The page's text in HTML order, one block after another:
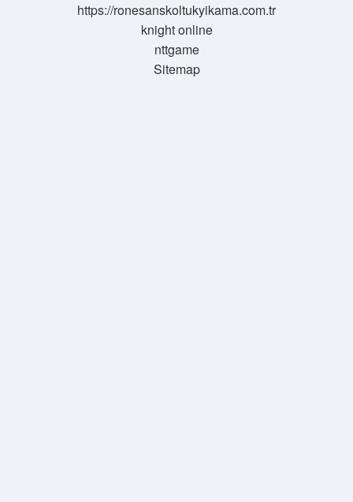
https://ronesanskoltukyikama.com.tr
knight online
nttgame
Sitemap